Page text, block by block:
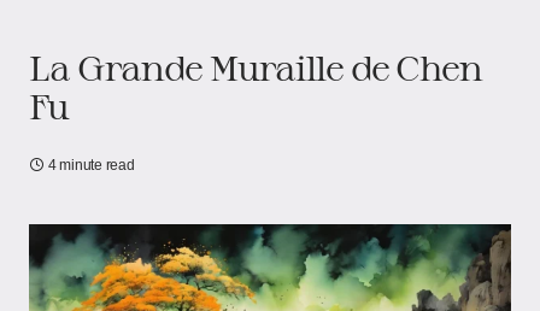
La Grande Muraille de Chen
Fu
4 minute read